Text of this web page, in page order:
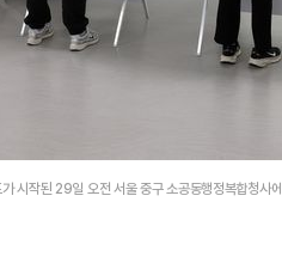
시작된 29일 오전 서울 중구 소공동행정복합청